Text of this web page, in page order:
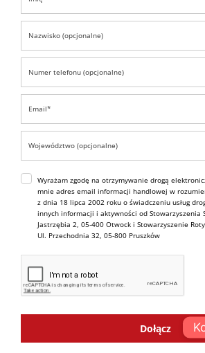
Wyrażam zgodę na otrzymywanie drogą
mnie adres email informacji handlowej w
z dnia 18 lipca 2002 roku o świadczeniu usług
innych informacji i aktywności od Stowarzyszenia
Jastrzębia 2, 05-400 Otwock i Stowarzyszenie
Ul. Przechodnia 32, 05-800 Pruszków
Dołącz